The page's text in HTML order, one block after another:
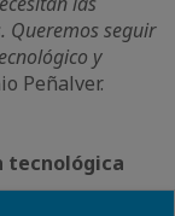
Queremos seguir
y
Peñalver.
tecnológica